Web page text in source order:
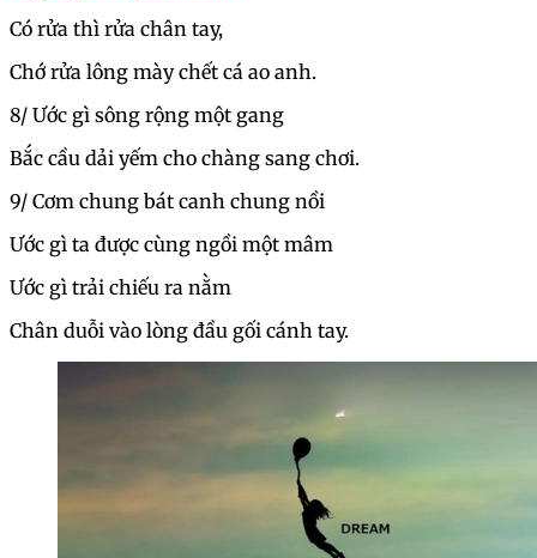
Có rửa thì rửa chân tay,
Chớ rửa lông mày chết cá ao anh.
8/ Ước gì sông rộng một gang
Bắc cầu dải yếm cho chàng sang chơi.
9/ Cơm chung bát canh chung nồi
Ước gì ta được cùng ngồi một mâm
Ước gì trải chiếu ra nằm
Chân duỗi vào lòng đầu gối cánh tay.